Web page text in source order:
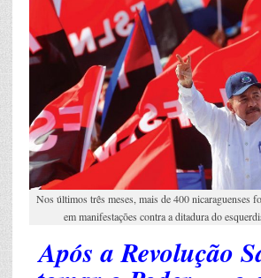
Nos últimos três meses, mais de 400 nicaraguenses
em manifestações contra a ditadura do
Após a Revolução